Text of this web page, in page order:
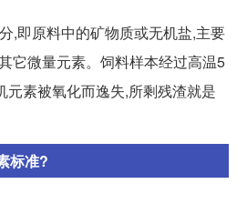
,即原料中的矿物质或无机盐,主要
它微量元素。饲料样本经过高温5
元素被氧化而逸失,所剩残渣就是
标准?